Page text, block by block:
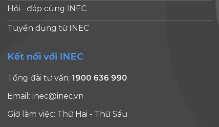
Hỏi - đáp cùng INEC
Tuyển dụng từ INEC
Kết nối với INEC
Tổng đài tư vấn: 1900 636 990
Email: inec@inec.vn
Giờ làm việc: Thứ Hai - Thứ Sáu